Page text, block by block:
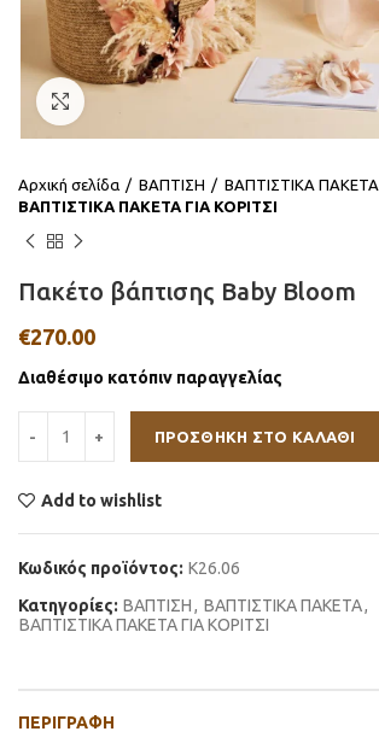
Αρχική σελίδα ΒΑΠΤΙΣΗ
ΒΑΠΤΙΣΤΙΚΑ ΠΑΚΕΤΑ
ΒΑΠΤΙΣΤΙΚΑ ΠΑΚΕΤΑ ΓΙΑ ΚΟΡΙΤΣΙ
Πακέτο βάπτισης Baby Bloom
€270.00
Διαθέσιμο κατόπιν παραγγελίας
ΠΡΟΣΘΉΚΗ ΣΤΟ ΚΑΛΆΘΙ
Add to wishlist
Κωδικός προϊόντος: K26.06
Κατηγορίες: ΒΑΠΤΙΣΗ, ΒΑΠΤΙΣΤΙΚΑ ΠΑΚΕΤΑ,
ΒΑΠΤΙΣΤΙΚΑ ΠΑΚΕΤΑ ΓΙΑ ΚΟΡΙΤΣΙ
ΠΕΡΙΓΡΑΦΉ